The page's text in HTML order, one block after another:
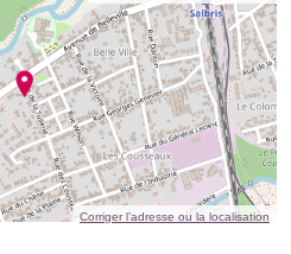
Corriger l’adresse ou la localisation